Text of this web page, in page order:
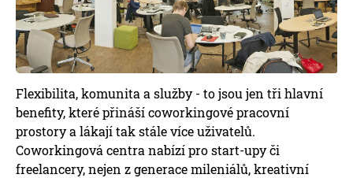
Flexibilita, komunita a služby - to jsou jen tři hlavní
benefity, které přináší coworkingové pracovní
prostory a lákají tak stále více uživatelů.
Coworkingová centra nabízí pro start-upy či
freelancery, nejen z generace mileniálů, kreativní